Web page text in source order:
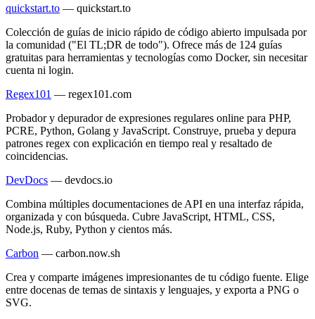
quickstart.to — quickstart.to
Colección de guías de inicio rápido de código abierto impulsada por
la comunidad ("El TL;DR de todo"). Ofrece más de 124 guías
gratuitas para herramientas y tecnologías como Docker, sin necesitar
cuenta ni login.
Regex101 — regex101.com
Probador y depurador de expresiones regulares online para PHP,
PCRE, Python, Golang y JavaScript. Construye, prueba y depura
patrones regex con explicación en tiempo real y resaltado de
coincidencias.
DevDocs — devdocs.io
Combina múltiples documentaciones de API en una interfaz rápida,
organizada y con búsqueda. Cubre JavaScript, HTML, CSS,
Node.js, Ruby, Python y cientos más.
Carbon — carbon.now.sh
Crea y comparte imágenes impresionantes de tu código fuente. Elige
entre docenas de temas de sintaxis y lenguajes, y exporta a PNG o
SVG.